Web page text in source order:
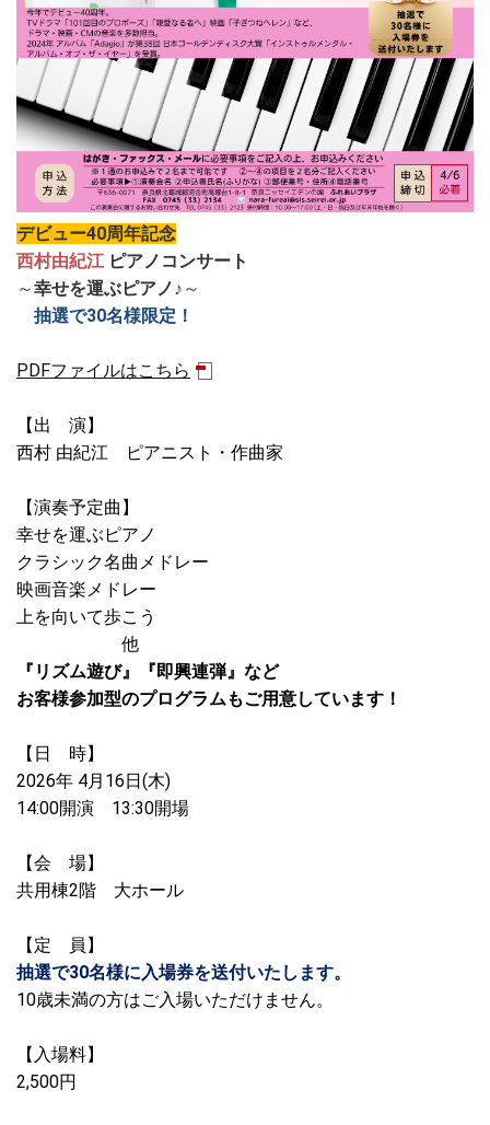
デビュー40周年記念
西村由紀江 ピアノコンサート
～幸せを運ぶピアノ♪ ～
抽選で30名様限定！
PDFファイルはこちら
【出 演】
西村 由紀江 ピアニスト・作曲家
【演奏予定曲】
幸せを運ぶピアノ
クラシック名曲メドレー
映画音楽メドレー
上を向いて歩こう
他
『リズム遊び』『即興連弾』など
お客様参加型のプログラムもご用意しています！
【日 時】
2026年 4月16日(木)
14:00開演 13:30開場
【会 場】
共用棟2階 大ホール
【定 員】
抽選で30名様に入場券を送付いたします。
10歳未満の方はご入場いただけません。
【入場料】
2,500円